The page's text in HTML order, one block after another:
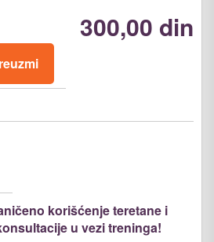
300,00 din
korišćenje teretane i
u vezi treninga!